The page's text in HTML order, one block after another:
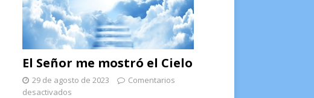
El Señor me mostró el Cielo
29 de agosto de 2023
Comentarios
desactivados